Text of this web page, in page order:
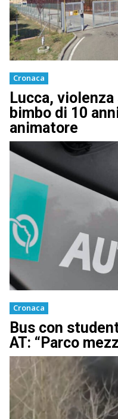
Cronaca
Lucca,
bimbo di 10
animatore
Cronaca
Bus con
AT: “Parco